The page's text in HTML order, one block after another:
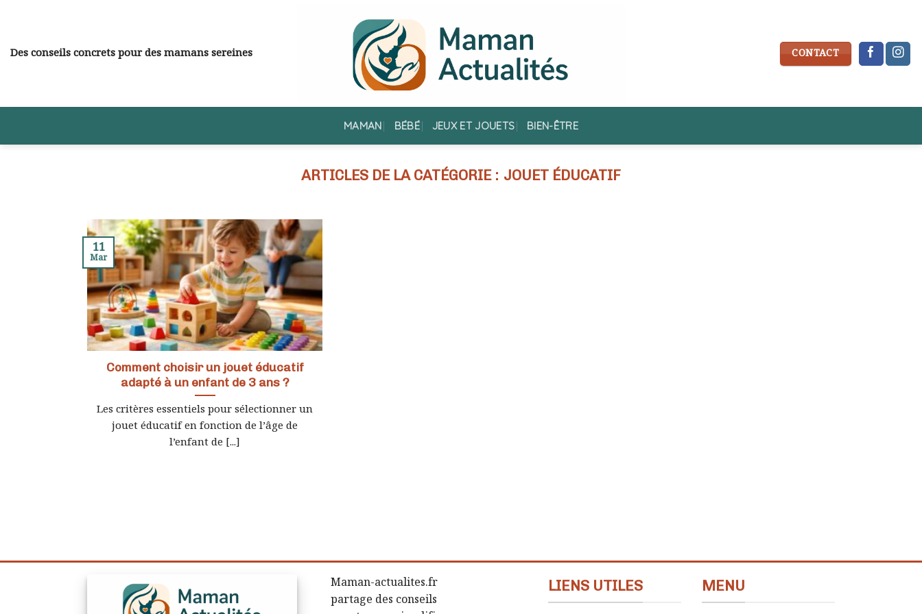
content
Des conseils concrets pour des mamans sereines CONTACT
MAMAN BÉBÉ JEUX ET JOUETS BIEN-ÊTRE
JOUET ÉDUCATIF
Comment choisir un jouet éducatif
adapté à un enfant de 3 ans ?
Les critères essentiels pour sélectionner un
jouet éducatif en fonction de l’âge de
l’enfant de [...]
11
Mar
Maman-actualites.fr
partage des conseils
LIENS UTILES MENU